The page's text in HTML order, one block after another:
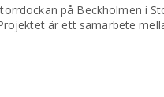
på Beckholmen i
är ett samarbete